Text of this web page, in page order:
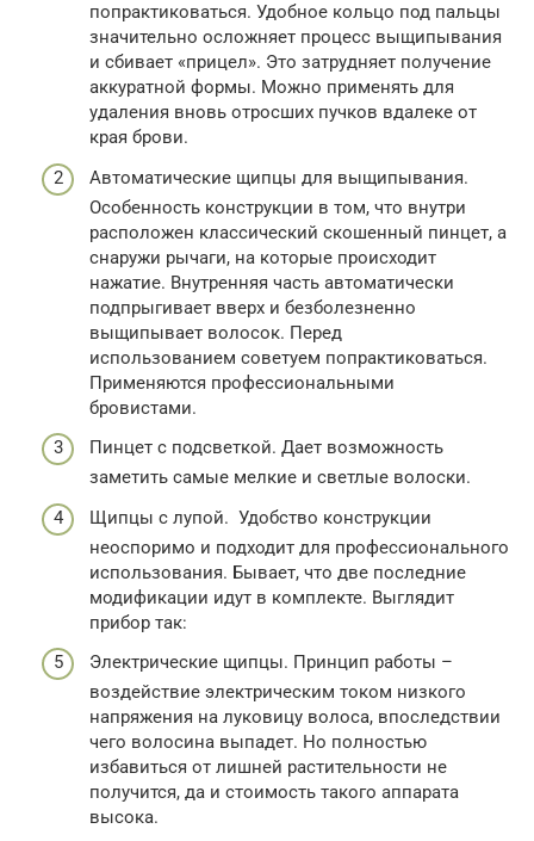
попрактиковаться. Удобное кольцо под пальцы
значительно осложняет процесс выщипывания
и сбивает «прицел». Это затрудняет получение
аккуратной формы. Можно применять для
удаления вновь отросших пучков вдалеке от
края брови.
Автоматические щипцы для выщипывания.
Особенность конструкции в том, что внутри
расположен классический скошенный пинцет, а
снаружи рычаги, на которые происходит
нажатие. Внутренняя часть автоматически
подпрыгивает вверх и безболезненно
выщипывает волосок. Перед
использованием советуем попрактиковаться.
Применяются профессиональными
бровистами.
Пинцет с подсветкой. Дает возможность
заметить самые мелкие и светлые волоски.
Щипцы с лупой. Удобство конструкции
неоспоримо и подходит для профессионального
использования. Бывает, что две последние
модификации идут в комплекте. Выглядит
прибор так:
Электрические щипцы. Принцип работы –
воздействие электрическим током низкого
напряжения на луковицу волоса, впоследствии
чего волосина выпадет. Но полностью
избавиться от лишней растительности не
получится, да и стоимость такого аппарата
высока.